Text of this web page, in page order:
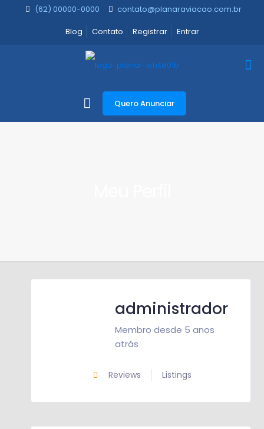
(62) 00000-0000
contato@planaraviacao.com.br
Blog
Contato Registrar Entrar
Quero Anunciar
administrador
Membro desde 5 anos
atrás
Reviews Listings